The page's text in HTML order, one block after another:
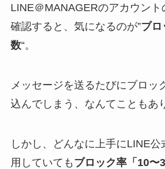
LINE＠MANAGERのアカウント
確認すると、気になるのが”ブロ
数“。
メッセージを送るたびにブロッ
込んでしまう、なんてこともあ
しかし、どんなに上手にLINE
用していても ブロック率「10〜